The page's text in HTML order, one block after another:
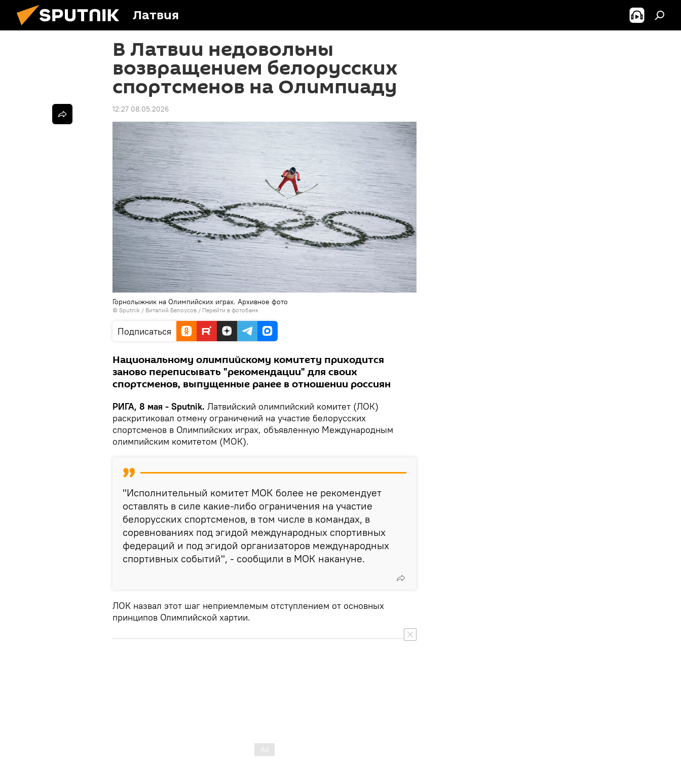
Латвия
В Латвии недовольны
возвращением белорусских
спортсменов на Олимпиаду
12:27 08.05.2026
Горнолыжник на Олимпийских играх. Архивное фото
© Sputnik / Виталий Белоусов / Перейти в фотобанк
Подписаться
Национальному олимпийскому комитету приходится
заново переписывать "рекомендации" для своих
спортсменов, выпущенные ранее в отношении россиян
РИГА, 8 мая - Sputnik. Латвийский олимпийский комитет (ЛОК)
раскритиковал отмену ограничений на участие белорусских
спортсменов в Олимпийских играх, объявленную Международным
олимпийским комитетом (МОК).
"Исполнительный комитет МОК более не рекомендует
оставлять в силе какие-либо ограничения на участие
белорусских спортсменов, в том числе в командах, в
соревнованиях под эгидой международных спортивных
федераций и под эгидой организаторов международных
спортивных событий", - сообщили в МОК накануне.
ЛОК назвал этот шаг неприемлемым отступлением от основных
принципов Олимпийской хартии.